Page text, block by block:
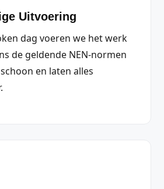
Uitvoering
dag voeren we het werk
de geldende NEN-normen
en laten alles